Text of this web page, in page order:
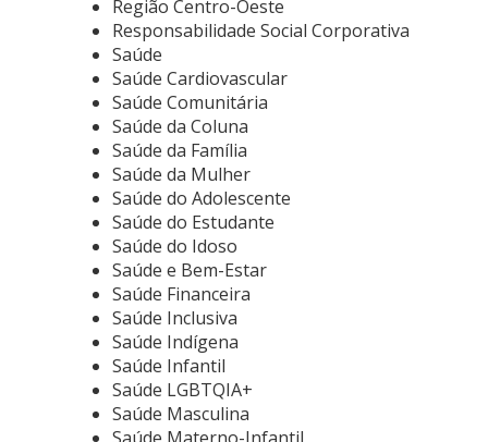
Região Centro-Oeste
Responsabilidade Social Corporativa
Saúde
Saúde Cardiovascular
Saúde Comunitária
Saúde da Coluna
Saúde da Família
Saúde da Mulher
Saúde do Adolescente
Saúde do Estudante
Saúde do Idoso
Saúde e Bem-Estar
Saúde Financeira
Saúde Inclusiva
Saúde Indígena
Saúde Infantil
Saúde LGBTQIA+
Saúde Masculina